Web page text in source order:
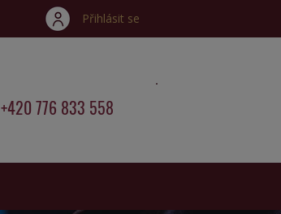
Přihlásit se
+420 776 833 558